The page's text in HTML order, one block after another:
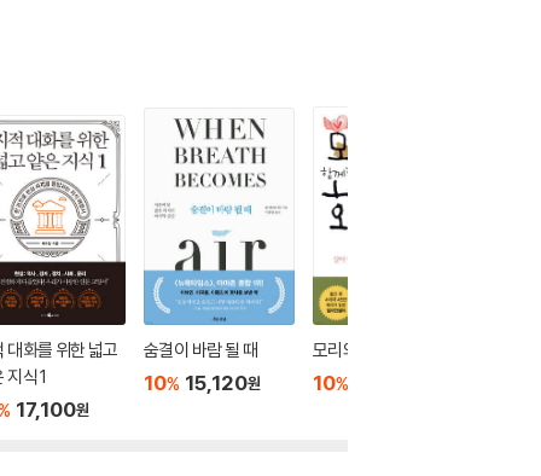
대화를 위한 넓고
지식 1
17,100원
숨결이 바람 될 때
10% 15,120원
모리와 함께한 화요일
10%